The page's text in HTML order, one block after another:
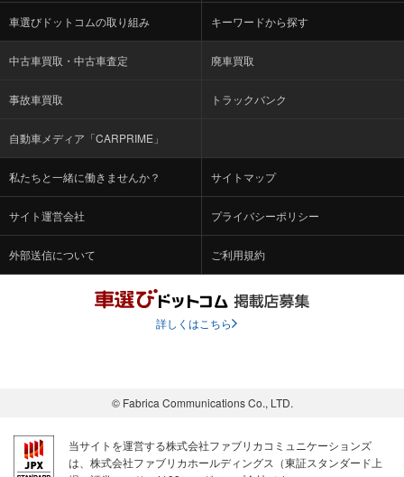
車選びドットコムの取り組み キーワードから探す
中古車買取・中古車査定 廃車買取
事故車買取 トラックバンク
自動車メディア「CARPRIME」
私たちと一緒に働きませんか？ サイトマップ
サイト運営会社 プライバシーポリシー
外部送信について ご利用規約
詳しくはこちら
© Fabrica Communications Co., LTD.
当サイトを運営する株式会社ファブリカコミュニケーションズ
は、株式会社ファブリカホールディングス（東証スタンダード上